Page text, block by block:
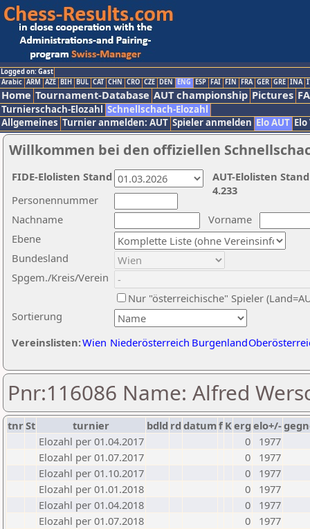
Logged on: Gast
Arabic ARM AZE BIH BUL CAT CHN CRO CZE DEN ENG ESP FAI FIN FRA GER GRE INA
Home Tournament-Database AUT championship Pictures
Turnierschach-Elozahl Schnellschach-Elozahl
Allgemeines Turnier anmelden: AUT Spieler anmelden Elo AUT
Willkommen bei den offiziellen
Nachname
Vorname
Ebene
Sortierung
Personennummer
Bundesland
Spgem./Kreis/Verein
Nur "österreichische" Spieler
Vereinslisten:Wien Niederösterreich Burgenland
AUT-Elolisten
4.233
FIDE-Elolisten Stand
Pnr:116086 Name: Alfred
tnrSt turnier bdld rd datumf Kerg elo+/-
Elozahl per 01.04.2017
0
1977
Elozahl per 01.07.2017
0
1977
Elozahl per 01.10.2017
0
1977
Elozahl per 01.01.2018
0
1977
Elozahl per 01.04.2018
0
1977
Elozahl per 01.07.2018
0
1977